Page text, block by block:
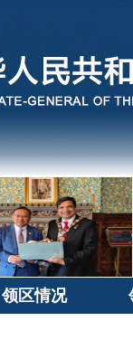
领区情况